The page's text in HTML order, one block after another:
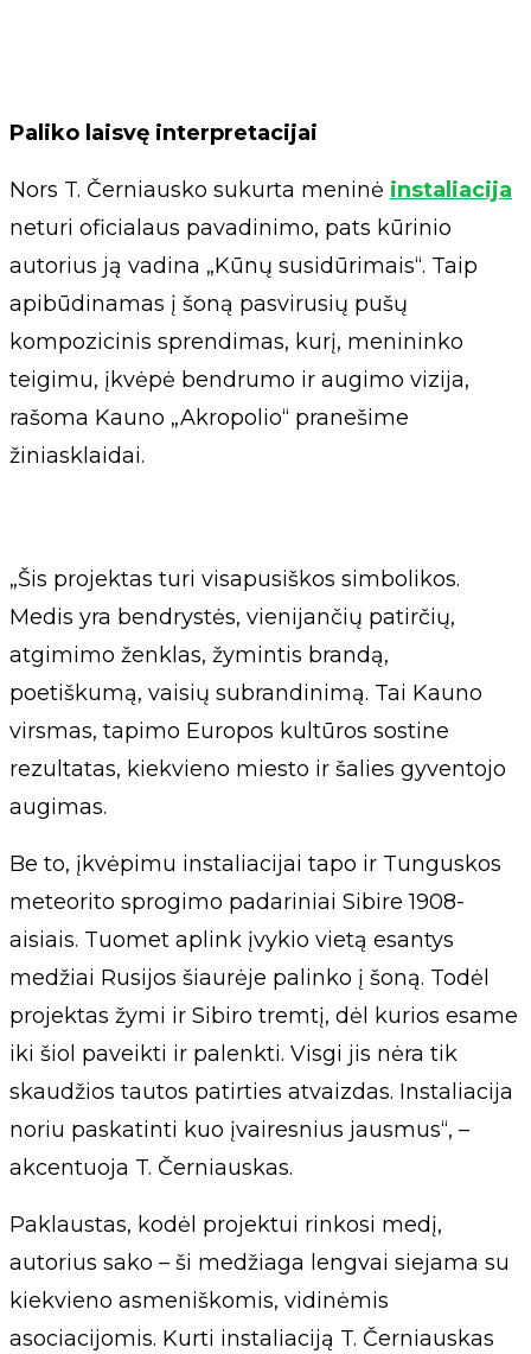
Paliko laisvę interpretacijai
Nors T. Černiausko sukurta meninė instaliacija
neturi oficialaus pavadinimo, pats kūrinio
autorius ją vadina „Kūnų susidūrimais“. Taip
apibūdinamas į šoną pasvirusių pušų
kompozicinis sprendimas, kurį, menininko
teigimu, įkvėpė bendrumo ir augimo vizija,
rašoma Kauno „Akropolio“ pranešime
žiniasklaidai.
„Šis projektas turi visapusiškos simbolikos.
Medis yra bendrystės, vienijančių patirčių,
atgimimo ženklas, žymintis brandą,
poetiškumą, vaisių subrandinimą. Tai Kauno
virsmas, tapimo Europos kultūros sostine
rezultatas, kiekvieno miesto ir šalies gyventojo
augimas.
Be to, įkvėpimu instaliacijai tapo ir Tunguskos
meteorito sprogimo padariniai Sibire 1908-
aisiais. Tuomet aplink įvykio vietą esantys
medžiai Rusijos šiaurėje palinko į šoną. Todėl
projektas žymi ir Sibiro tremtį, dėl kurios esame
iki šiol paveikti ir palenkti. Visgi jis nėra tik
skaudžios tautos patirties atvaizdas. Instaliacija
noriu paskatinti kuo įvairesnius jausmus“, –
akcentuoja T. Černiauskas.
Paklaustas, kodėl projektui rinkosi medį,
autorius sako – ši medžiaga lengvai siejama su
kiekvieno asmeniškomis, vidinėmis
asociacijomis. Kurti instaliaciją T. Černiauskas